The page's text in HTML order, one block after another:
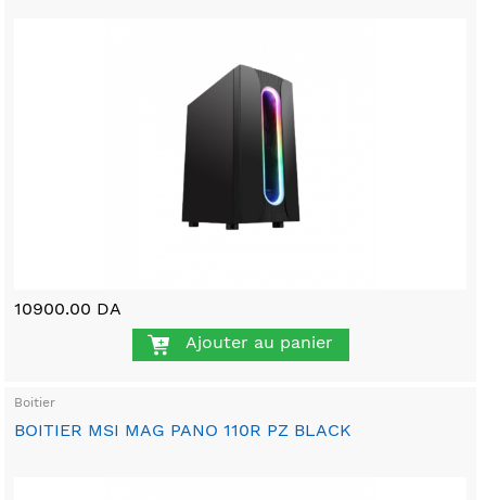
10900.00 DA
Ajouter au panier
Boitier
BOITIER MSI MAG PANO 110R PZ BLACK